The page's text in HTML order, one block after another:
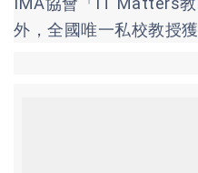
外，全國唯一私校教授獲